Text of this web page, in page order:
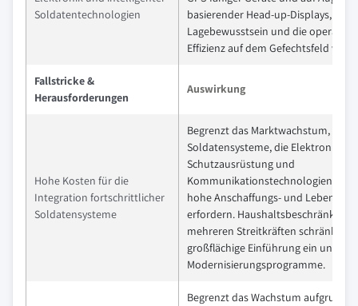
Soldatentechnologien
basierender Head-up-Displays, die
Lagebewusstsein und die
Effizienz auf dem Gefechtsfeld
Fallstricke &
Herausforderungen
Auswirkung
Hohe Kosten für die
Integration fortschrittlicher
Soldatensysteme
Begrenzt das Marktwachstum, da
Soldatensysteme, die Elektronik,
Schutzausrüstung und
Kommunikationstechnologien
hohe Anschaffungs- und
erfordern.
mehreren Streitkräften schränken
großflächige Einführung ein und
Modernisierungsprogramme.
Begrenzt das Wachstum aufgrund